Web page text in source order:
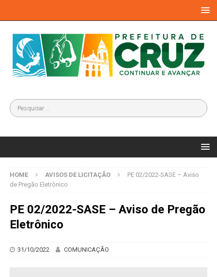
HOME AVISOS DE LICITAÇÃO
PE 02/2022-SASE – Aviso
de Pregão Eletrônico
PE 02/2022-SASE – Aviso de Pregão
Eletrônico
31/10/2022 COMUNICAÇÃO